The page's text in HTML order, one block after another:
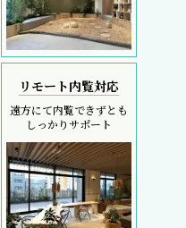
リモート内覧対応
遠方にて内覧できずとも
しっかりサポート